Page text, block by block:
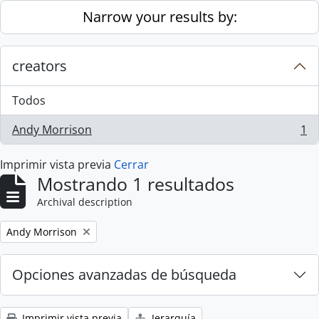
Skip to main contentNarrow your results by:
creators
Todos
Andy Morrison
, 1 resultados 1
Imprimir vista previa Cerrar
Mostrando 1 resultados
Archival description
Remove filter:
Andy Morrison
Opciones avanzadas de búsqueda